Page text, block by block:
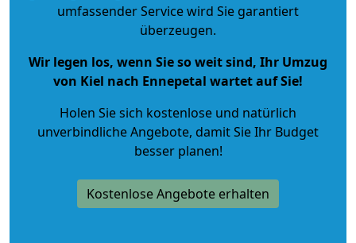
umfassender Service wird Sie garantiert
überzeugen.
Wir legen los, wenn Sie so weit sind, Ihr Umzug
von Kiel nach Ennepetal wartet auf Sie!
Holen Sie sich kostenlose und natürlich
unverbindliche Angebote, damit Sie Ihr Budget
besser planen!
Kostenlose Angebote erhalten